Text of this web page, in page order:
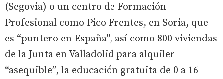
(Segovia) o un centro de Formación
Profesional como Pico Frentes, en Soria, que
es “puntero en España”, así como 800 viviendas
de la Junta en Valladolid para alquiler
“asequible”, la educación gratuita de 0 a 16